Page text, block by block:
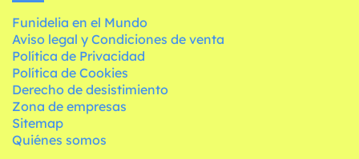
Funidelia en el Mundo
Aviso legal y Condiciones de venta
Política de Privacidad
Política de Cookies
Derecho de desistimiento
Zona de empresas
Sitemap
Quiénes somos